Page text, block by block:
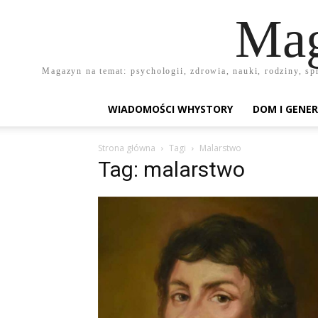
Magazyn na temat: psychologii, zdrowia, nauki, rodziny,
WIADOMOŚCI WHYSTORY DOM I
Strona główna Tagi Malarstwo
Tag: malarstwo